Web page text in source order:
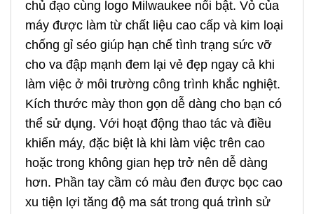
chủ đạo cùng logo Milwaukee nổi bật. Vỏ của
máy được làm từ chất liệu cao cấp và kim loại
chống gỉ séo giúp hạn chế tình trạng sức vỡ
cho va đập mạnh đem lại vẻ đẹp ngay cả khi
làm việc ở môi trường công trình khắc nghiệt.
Kích thước mày thon gọn dễ dàng cho bạn có
thể sử dụng. Với hoạt động thao tác và điều
khiển máy, đặc biệt là khi làm việc trên cao
hoặc trong không gian hẹp trở nên dễ dàng
hơn. Phần tay cầm có màu đen được bọc cao
xu tiện lợi tăng độ ma sát trong quá trình sử